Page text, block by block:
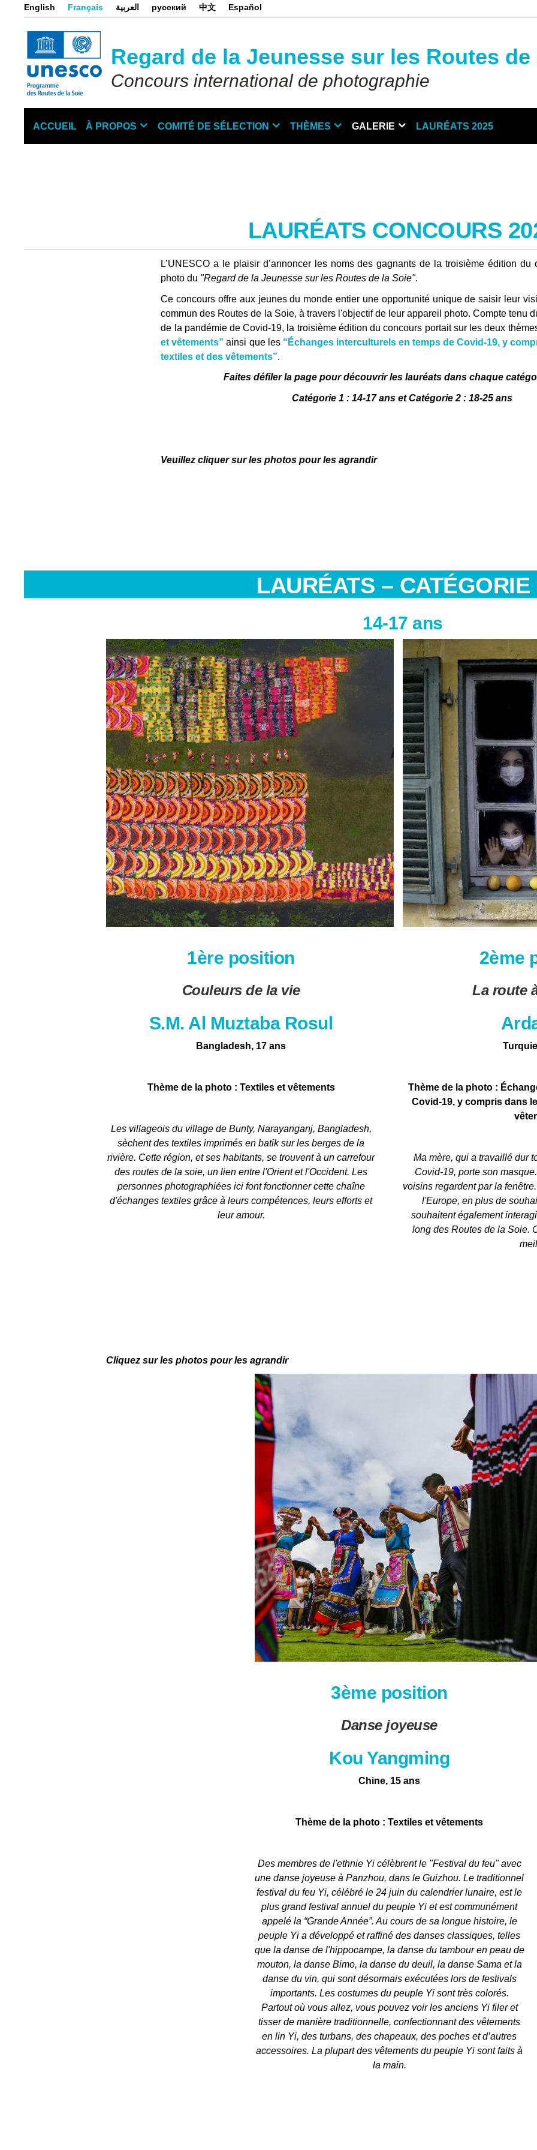
English Français العربية русский 中文 Español
Regard de la Jeunesse sur les Routes de
Concours international de photographie
Main
ACCUEIL À PROPOS COMITÉ DE SÉLECTION THÈMES GALERIE LAURÉATS 2025
LAURÉATS CONCOURS
L’UNESCO a le plaisir d’annoncer les noms des gagnants de la troisième édition du
photo du "Regard de la Jeunesse sur les Routes de la Soie".
Ce concours offre aux jeunes du monde entier une opportunité unique de saisir leur
commun des Routes de la Soie, à travers l'objectif de leur appareil photo. Compte tenu
de la pandémie de Covid-19, la troisième édition du concours portait sur les deux
et vêtements” ainsi que les “Échanges interculturels en temps de Covid-19, y
textiles et des vêtements”.
Faites défiler la page pour découvrir les lauréats dans chaque
Catégorie 1 : 14-17 ans et Catégorie 2 : 18-25 ans
Veuillez cliquer sur les photos pour les agrandir
LAURÉATS – CATÉGORIE
14-17 ans
1ère position
Couleurs de la vie
S.M. Al Muztaba Rosul
Bangladesh, 17 ans
Thème de la photo : Textiles et vêtements
Les villageois du village de Bunty, Narayanganj, Bangladesh,
sèchent des textiles imprimés en batik sur les berges de la
rivière. Cette région, et ses habitants, se trouvent à un carrefour
des routes de la soie, un lien entre l'Orient et l'Occident. Les
personnes photographiées ici font fonctionner cette chaîne
d'échanges textiles grâce à leurs compétences, leurs efforts et
leur amour.
Cliquez sur les photos pour les agrandir
2ème
La route
Thème de la photo :
Covid-19, y compris dans
Ma mère, qui a travaillé dur
Covid-19, porte son
voisins regardent par la
l'Europe, en plus de
souhaitent également
long des Routes de la Soie.
3ème position
Danse joyeuse
Kou Yangming
Chine, 15 ans
Thème de la photo : Textiles et vêtements
Des membres de l'ethnie Yi célèbrent le "Festival du feu" avec
une danse joyeuse à Panzhou, dans le Guizhou. Le traditionnel
festival du feu Yi, célébré le 24 juin du calendrier lunaire, est le
plus grand festival annuel du peuple Yi et est communément
appelé la “Grande Année”. Au cours de sa longue histoire, le
peuple Yi a développé et raffiné des danses classiques, telles
que la danse de l'hippocampe, la danse du tambour en peau de
mouton, la danse Bimo, la danse du deuil, la danse Sama et la
danse du vin, qui sont désormais exécutées lors de festivals
importants. Les costumes du peuple Yi sont très colorés.
Partout où vous allez, vous pouvez voir les anciens Yi filer et
tisser de manière traditionnelle, confectionnant des vêtements
en lin Yi, des turbans, des chapeaux, des poches et d’autres
accessoires. La plupart des vêtements du peuple Yi sont faits à
la main.